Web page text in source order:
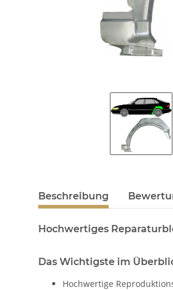
Beschreibung
Hochwertiges
Das Wichtigste im
Hochwertige